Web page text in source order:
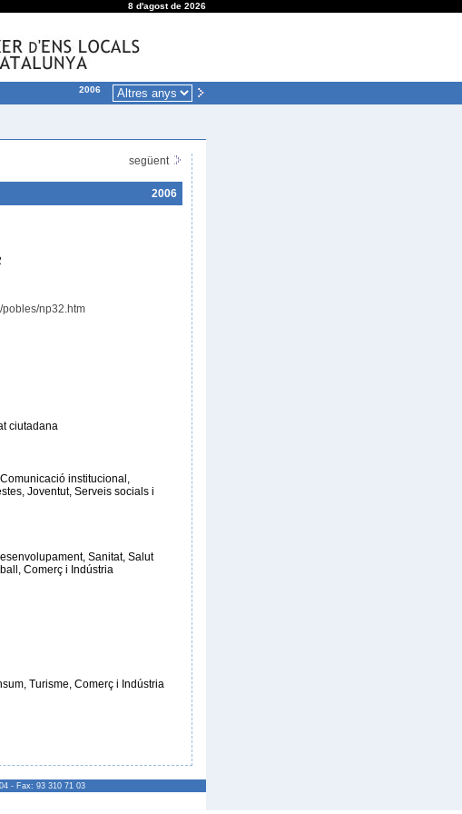
8 d'agost de 2026
2006
següent
2006
pobles/np32.htm
ciutadana
institucional,
Joventut, Serveis socials i
Sanitat, Salut
Comerç i Indústria
Turisme, Comerç i Indústria
- Fax: 93 310 71 03